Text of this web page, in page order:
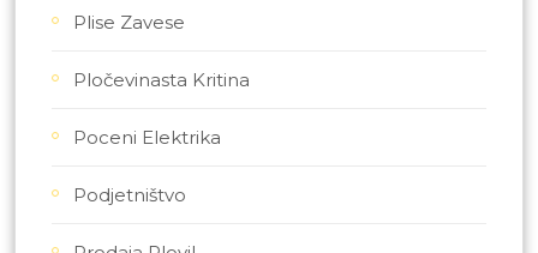
Plise Zavese
Pločevinasta Kritina
Poceni Elektrika
Podjetništvo